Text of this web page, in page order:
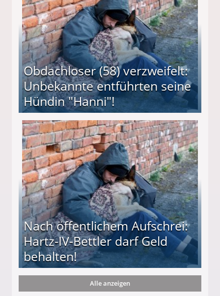
Obdachloser (58) verzweifelt:
Unbekannte entführten seine
Hündin "Hanni"!
entführten seine Hündin "Hanni"!
Nach öffentlichem Aufschrei:
Hartz-IV-Bettler darf Geld
behalten!
darf Geld behalten!
Alle anzeigen